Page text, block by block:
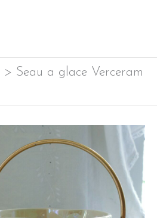
principal
Seau a glace Verceram